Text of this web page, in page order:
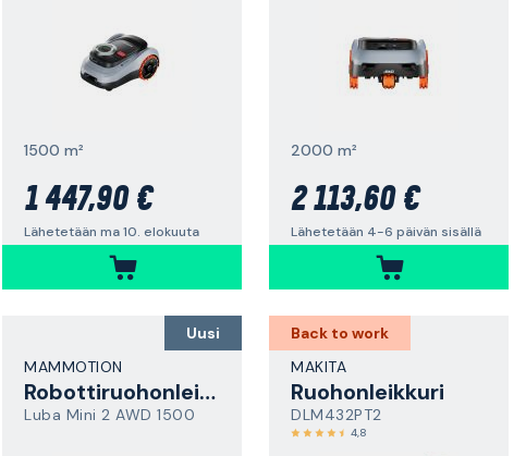
1500 m²
1 447,90 €
Lähetetään ma 10. elokuuta
2000 m²
2 113,60 €
Lähetetään 4-6 päivän sisällä
Uusi
MAMMOTION
Robottiruohonleikkuri
Luba Mini 2 AWD 1500
Back to work
MAKITA
Ruohonleikkuri
DLM432PT2
4,8